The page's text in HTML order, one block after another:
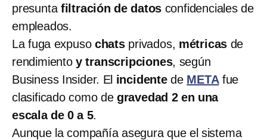
presunta filtración de datos confidenciales de
empleados.
La fuga expuso chats privados, métricas de
rendimientoy transcripciones, según
Business Insider. El incidentede METAfue
clasificado como de gravedad 2 en una
escala de 0 a 5.
Aunque la compañía asegura que el sistema